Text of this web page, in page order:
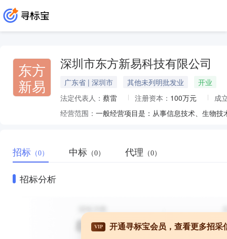
东方
新易
深圳市东方新易科技有限公司
广东省 | 深圳市 其他未列明批发业
开业
法定代表人： 蔡雷 注册资本： 100万元
成
经营范围：
招标 （0） 中标 （0） 代理 （0）
招标分析
VIP 开通寻标宝会员，查看更多招采